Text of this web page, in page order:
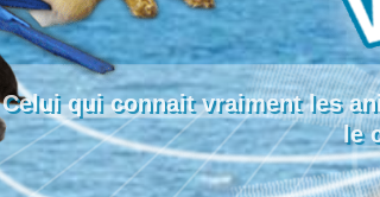
Celui qui connait vraiment les
le